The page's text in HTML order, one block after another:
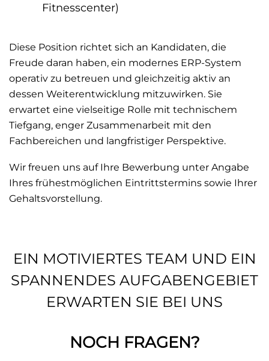
Fitnesscenter)
Diese Position richtet sich an Kandidaten, die
Freude daran haben, ein modernes ERP-System
operativ zu betreuen und gleichzeitig aktiv an
dessen Weiterentwicklung mitzuwirken. Sie
erwartet eine vielseitige Rolle mit technischem
Tiefgang, enger Zusammenarbeit mit den
Fachbereichen und langfristiger Perspektive.
Wir freuen uns auf Ihre Bewerbung unter Angabe
Ihres frühestmöglichen Eintrittstermins sowie Ihrer
Gehaltsvorstellung.
EIN MOTIVIERTES TEAM UND EIN
SPANNENDES AUFGABENGEBIET
ERWARTEN SIE BEI UNS
NOCH FRAGEN?